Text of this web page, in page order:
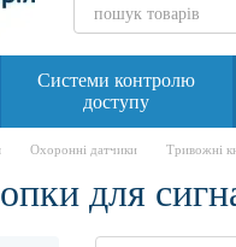
Системи контролю
доступу
Охоронні датчики Тривожні
для